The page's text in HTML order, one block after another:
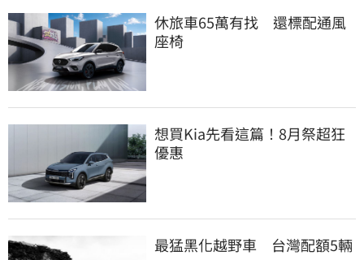
休旅車65萬有找　還標配通風
座椅
想買Kia先看這篇！8月祭超狂
優惠
最猛黑化越野車　台灣配額5輛